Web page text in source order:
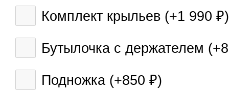
Комплект крыльев (+1 990 ₽)
Бутылочка с держателем (+
Подножка (+850 ₽)